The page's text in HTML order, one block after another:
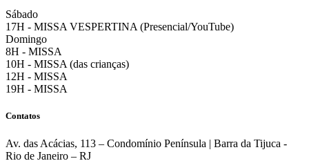
Sábado
17H - MISSA VESPERTINA (Presencial/YouTube)
Domingo
8H - MISSA
10H - MISSA (das crianças)
12H - MISSA
19H - MISSA
Contatos
Av. das Acácias, 113 – Condomínio Península | Barra da Tijuca -
Rio de Janeiro – RJ